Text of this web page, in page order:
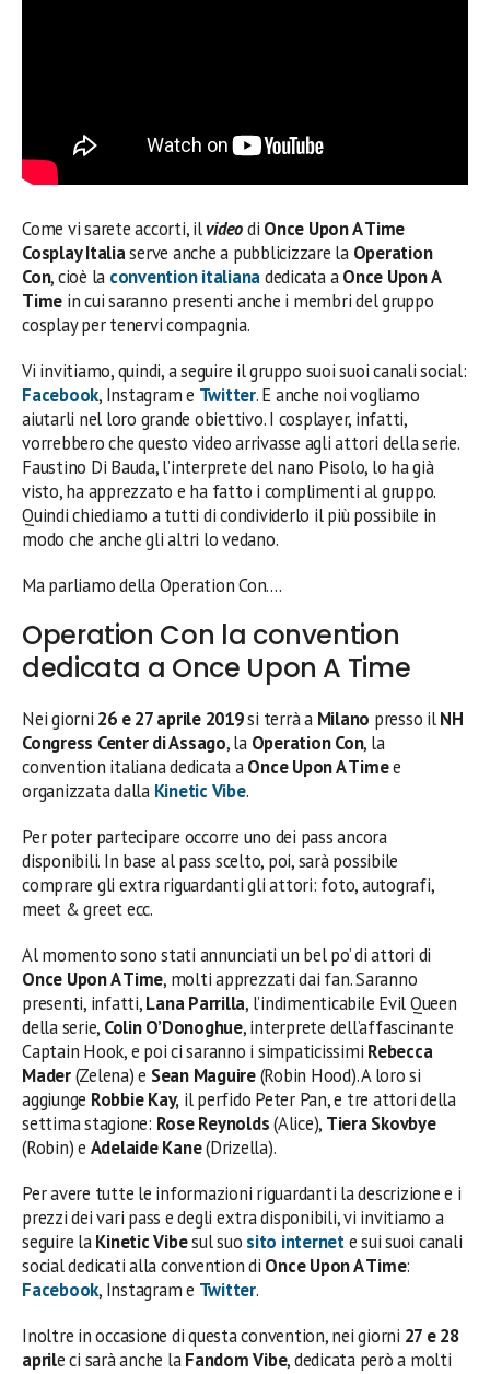
Come vi sarete accorti, ilvideodi Once Upon A Time
Cosplay Italiaserve anche a pubblicizzare laOperation
Con, cioè la convention italianadedicata aOnce Upon A
Time in cui saranno presenti anche i membri del gruppo
cosplay per tenervi compagnia.
Vi invitiamo, quindi, a seguire il gruppo suoi suoi canali social:
Facebook, Instagram e Twitter. E anche noi vogliamo
aiutarli nel loro grande obiettivo. I cosplayer, infatti,
vorrebbero che questo video arrivasse agli attori della serie.
Faustino Di Bauda, l’interprete del nano Pisolo, lo ha già
visto, ha apprezzato e ha fatto i complimenti al gruppo.
Quindi chiediamo a tutti di condividerlo il più possibile in
modo che anche gli altri lo vedano.
Ma parliamo della Operation Con….
Operation Con la convention
dedicata a Once Upon A Time
Nei giorni 26 e 27 aprile 2019si terrà a Milano presso ilNH
Congress Center di Assago, la Operation Con, la
convention italiana dedicata aOnce Upon A Timee
organizzata dalla Kinetic Vibe.
Per poter partecipare occorre uno dei pass ancora
disponibili. In base al pass scelto, poi, sarà possibile
comprare gli extra riguardanti gli attori: foto, autografi,
meet & greet ecc.
Al momento sono stati annunciati un bel po’ di attori di
Once Upon A Time, molti apprezzati dai fan. Saranno
presenti, infatti,Lana Parrilla, l’indimenticabile Evil Queen
della serie, Colin O’Donoghue, interprete dell’affascinante
Captain Hook, e poi ci saranno i simpaticissimi Rebecca
Mader(Zelena) e Sean Maguire(Robin Hood). A loro si
aggiunge Robbie Kay, il perfido Peter Pan, e tre attori della
settima stagione: Rose Reynolds(Alice), Tiera Skovbye
(Robin) e Adelaide Kane(Drizella).
Per avere tutte le informazioni riguardanti la descrizione e i
prezzi dei vari pass e degli extra disponibili, vi invitiamo a
seguire laKinetic Vibesul suo sito internete sui suoi canali
social dedicati alla convention di Once Upon A Time:
Facebook, Instagram e Twitter.
Inoltre in occasione di questa convention, nei giorni 27 e 28
aprile ci sarà anche laFandom Vibe, dedicata però a molti